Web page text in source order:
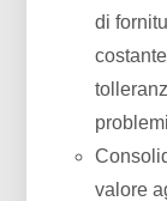
di
valore